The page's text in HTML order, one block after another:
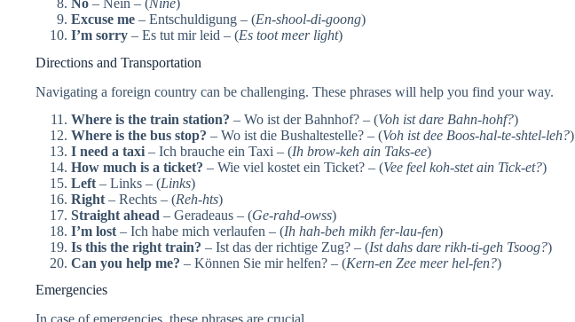
No – Nein – (Nine)
Excuse me – Entschuldigung – (En-shool-di-goong)
I’m sorry – Es tut mir leid – (Es toot meer light)
Directions and Transportation
Navigating a foreign country can be challenging. These phrases will help you find your way.
Where is the train station? – Wo ist der Bahnhof? – (Voh ist dare Bahn-hohf?)
Where is the bus stop? – Wo ist die Bushaltestelle? – (Voh ist dee Boos-hal-te-shtel-leh?)
I need a taxi – Ich brauche ein Taxi – (Ih brow-keh ain Taks-ee)
How much is a ticket? – Wie viel kostet ein Ticket? – (Vee feel koh-stet ain Tick-et?)
Left – Links – (Links)
Right – Rechts – (Reh-hts)
Straight ahead – Geradeaus – (Ge-rahd-owss)
I’m lost – Ich habe mich verlaufen – (Ih hah-beh mikh fer-lau-fen)
Is this the right train? – Ist das der richtige Zug? – (Ist dahs dare rikh-ti-geh Tsoog?)
Can you help me? – Können Sie mir helfen? – (Kern-en Zee meer hel-fen?)
Emergencies